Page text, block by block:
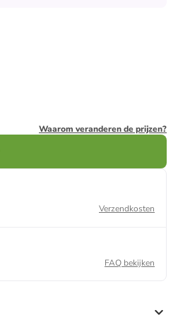
Waarom veranderen de prijzen?
Verzendkosten
FAQ bekijken